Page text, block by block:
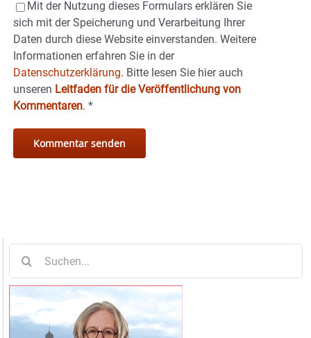
Mit der Nutzung dieses Formulars erklären Sie
sich mit der Speicherung und Verarbeitung Ihrer
Daten durch diese Website einverstanden. Weitere
Informationen erfahren Sie in der
Datenschutzerklärung. Bitte lesen Sie hier auch
unseren Leitfaden für die Veröffentlichung von
Kommentaren. *
nach: